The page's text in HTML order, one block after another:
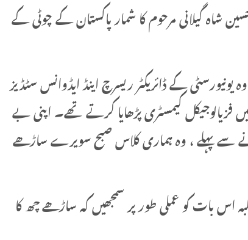
شاہ گیلانی مرحوم کا شمار پاکستان کے چوٹی کے
کے ڈائریکٹر ریسرچ اینڈ ایڈوانس سٹڈیز
کیمسٹری پڑھایا کرتے تھے۔ اپنی بے
سے پہلے ، وہ ہماری کلاس صبح سویرے ساڑھے
بات کو عملی طور پر سمجھیں کہ ساڑھے چھ کا